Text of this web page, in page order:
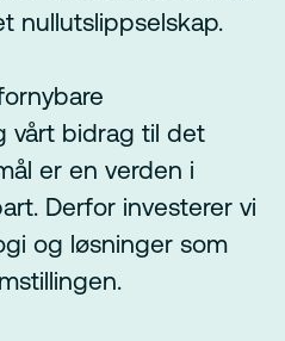
nullutslippselskap.
vårt bidrag til det
er en verden i
Derfor investerer vi
og løsninger som